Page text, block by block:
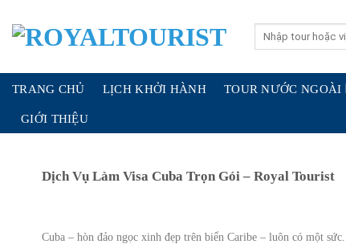
content
Search
TRANG CHỦ LỊCH KHỞI HÀNH TOUR NƯỚC NGOÀI
GIỚI THIỆU
Dịch Vụ Làm Visa Cuba Trọn Gói – Royal Tourist
Cuba – hòn đảo ngọc xinh đẹp trên biển Caribe – luôn có một sức...